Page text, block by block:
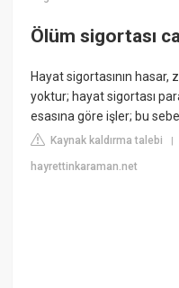
Ölüm sigortası
Hayat sigortasının
yoktur; hayat sigortası
esasına göre işler; bu
Kaynak kaldırma talebi
hayrettinkaraman.net